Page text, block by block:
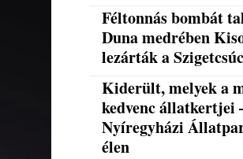
Féltonnás bombát
Duna medrében
lezárták a
Kiderült, melyek a
kedvenc állatkertjei
Nyíregyházi
élen